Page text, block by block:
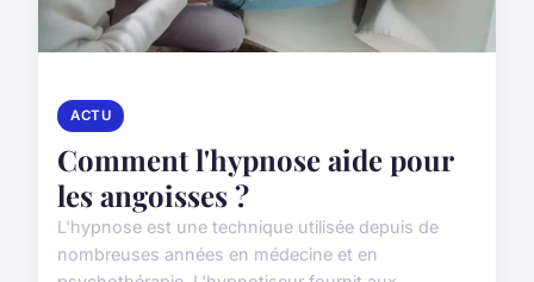
ACTU
Comment l'hypnose aide pour
les angoisses ?
L'hypnose est une technique utilisée depuis de
nombreuses années en médecine et en